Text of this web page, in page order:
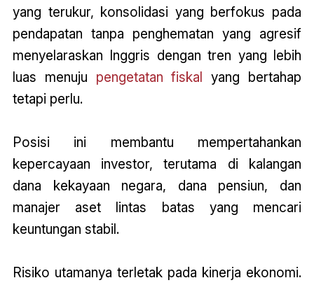
yang terukur, konsolidasi yang berfokus pada
pendapatan tanpa penghematan yang agresif
menyelaraskan Inggris dengan tren yang lebih
luas menuju pengetatan fiskal yang bertahap
tetapi perlu.
Posisi ini membantu mempertahankan
kepercayaan investor, terutama di kalangan
dana kekayaan negara, dana pensiun, dan
manajer aset lintas batas yang mencari
keuntungan stabil.
Risiko utamanya terletak pada kinerja ekonomi.